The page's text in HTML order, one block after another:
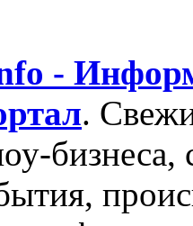
-
.
бизнеса,